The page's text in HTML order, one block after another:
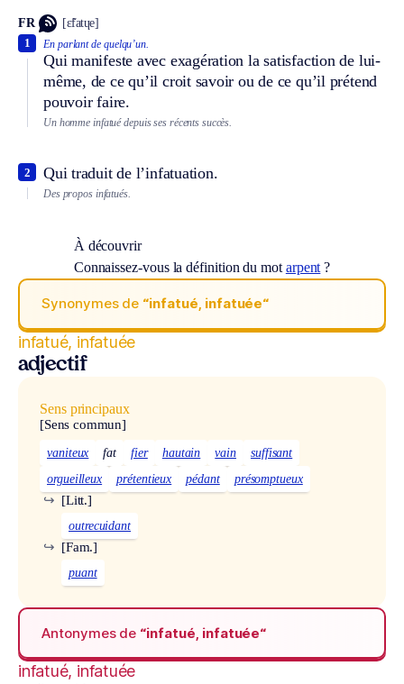
FR [ɛ̃fatɥe]
En parlant de quelqu’un.
Qui manifeste avec exagération la satisfaction de lui-
même, de ce qu’il croit savoir ou de ce qu’il prétend
pouvoir faire.
1
Un homme infatué depuis ses récents succès.
Qui traduit de l’infatuation.
2
Des propos infatués.
À découvrir
Connaissez-vous la définition du mot arpent ?
Synonymes de “infatué, infatuée“
infatué, infatuée
adjectif
Sens principaux
[Sens commun]
vaniteux fat fier hautain vain
suffisant
orgueilleux
prétentieux pédant présomptueux
[Litt.]
↪
outrecuidant
[Fam.]
↪
puant
Antonymes de “infatué, infatuée“
infatué, infatuée